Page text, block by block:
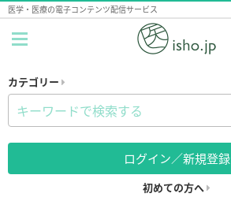
医学・医療の電子コンテンツ配信サービス
カテゴリー
ログイン／新規登録
初めての方へ